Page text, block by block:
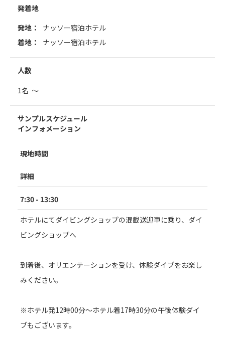
発着地
発地：
ナッソー宿泊ホテル
着地：
ナッソー宿泊ホテル
人数
1名 ～
サンプルスケジュール
インフォメーション
現地時間
詳細
7:30 - 13:30
ホテルにてダイビングショップの混載送迎車に乗り、ダイ
ビングショップへ
到着後、オリエンテーションを受け、体験ダイブをお楽し
みください。
※ホテル発12時00分～ホテル着17時30分の午後体験ダイ
ブもございます。